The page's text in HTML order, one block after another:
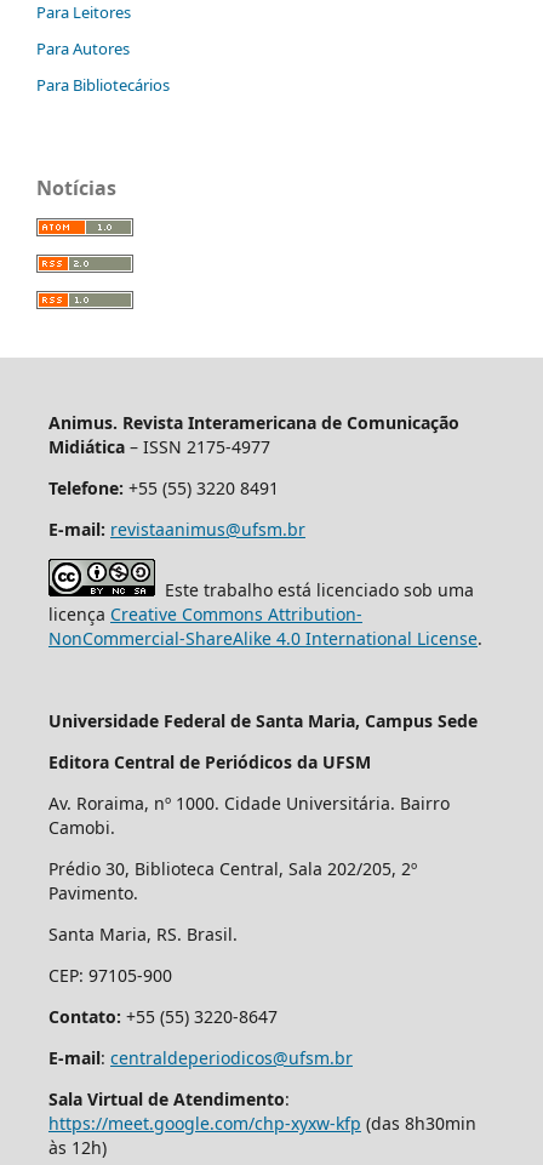
Para Leitores
Para Autores
Para Bibliotecários
Notícias
Animus. Revista Interamericana de Comunicação
Midiática– ISSN 2175-4977
Telefone: +55 (55) 3220 8491
E-mail: revistaanimus@ufsm.br
Este trabalho está licenciado sob uma
licença Creative Commons Attribution-
NonCommercial-ShareAlike 4.0 International License.
Universidade Federal de Santa Maria, Campus Sede
Editora Central de Periódicos da UFSM
Av. Roraima, nº 1000. Cidade Universitária. Bairro
Camobi.
Prédio 30, Biblioteca Central, Sala 202/205, 2º
Pavimento.
Santa Maria, RS. Brasil.
CEP: 97105-900
Contato: +55 (55) 3220-8647
E-mail: centraldeperiodicos@ufsm.br
Sala Virtual de Atendimento:
https://meet.google.com/chp-xyxw-kfp (das 8h30min
às 12h)